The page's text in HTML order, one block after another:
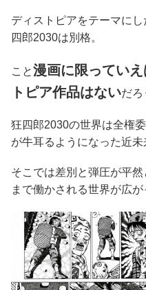
ディストピアをテーマに
四郎2030は別格。
こと漫画に限ってい
トピア作品はないだろ
狂四郎2030の世界は全権
が牛耳るようになった近未
そこでは差別と弾圧が平
まで働かされる世界が広が